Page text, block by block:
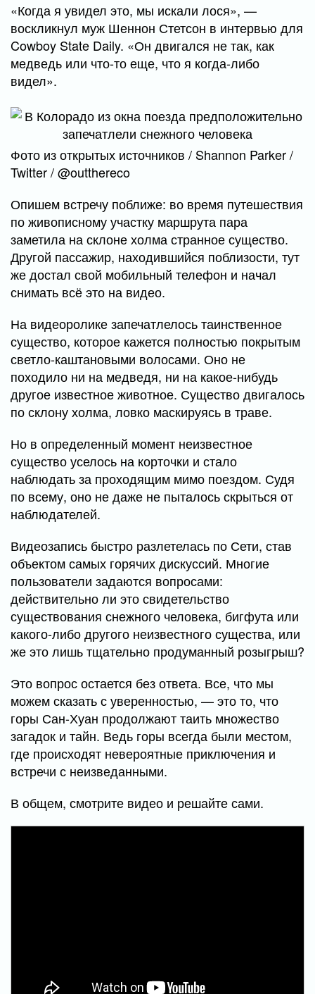
«Когда я увидел это, мы искали лося», —
воскликнул муж Шеннон Стетсон в интервью для
Cowboy State Daily. «Он двигался не так, как
медведь или что-то еще, что я когда-либо
видел».
Фото из открытых источников / Shannon Parker /
Twitter / @outthereco
Опишем встречу поближе: во время путешествия
по живописному участку маршрута пара
заметила на склоне холма странное существо.
Другой пассажир, находившийся поблизости, тут
же достал свой мобильный телефон и начал
снимать всё это на видео.
На видеоролике запечатлелось таинственное
существо, которое кажется полностью покрытым
светло-каштановыми волосами. Оно не
походило ни на медведя, ни на какое-нибудь
другое известное животное. Существо двигалось
по склону холма, ловко маскируясь в траве.
Но в определенный момент неизвестное
существо уселось на корточки и стало
наблюдать за проходящим мимо поездом. Судя
по всему, оно не даже не пыталось скрыться от
наблюдателей.
Видеозапись быстро разлетелась по Сети, став
объектом самых горячих дискуссий. Многие
пользователи задаются вопросами:
действительно ли это свидетельство
существования снежного человека, бигфута или
какого-либо другого неизвестного существа, или
же это лишь тщательно продуманный розыгрыш?
Это вопрос остается без ответа. Все, что мы
можем сказать с уверенностью, — это то, что
горы Сан-Хуан продолжают таить множество
загадок и тайн. Ведь горы всегда были местом,
где происходят невероятные приключения и
встречи с неизведанными.
В общем, смотрите видео и решайте сами.